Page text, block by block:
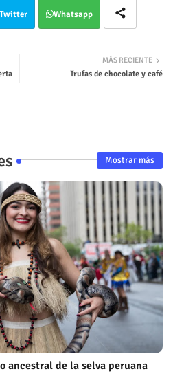
Twitter Whatsapp
MÁS RECIENTE
Trufas de chocolate y café
Mostrar más
ancestral de la selva peruana